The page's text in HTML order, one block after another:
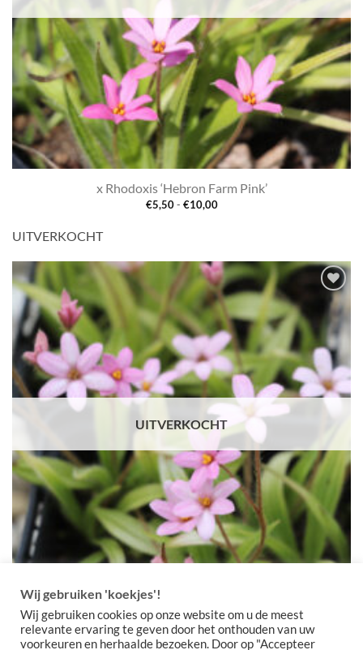
x Rhodoxis ‘Hebron Farm Pink’
€5,50 - €10,00Prijsklasse:
UITVERKOCHT
Toevoegen
verlanglijst
UITVERKOCHT
x Rhodoxis ‘Little Pink Pet’
€5,50-€10,00Prijsklasse:
€5,50
Wij gebruiken 'koekjes'!
Wij gebruiken cookies op onze website om u de meest
relevante ervaring te geven door het onthouden van uw
voorkeuren en herhaalde bezoeken. Door op "Accepteer